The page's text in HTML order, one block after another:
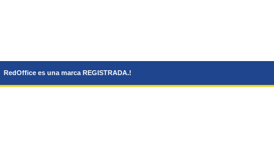
RedOffice es una marca REGISTRADA.!